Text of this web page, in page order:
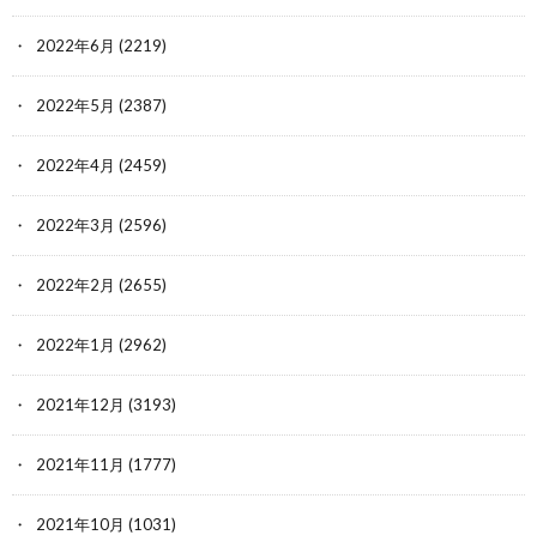
2022年6月 (2219)
2022年5月 (2387)
2022年4月 (2459)
2022年3月 (2596)
2022年2月 (2655)
2022年1月 (2962)
2021年12月 (3193)
2021年11月 (1777)
2021年10月 (1031)